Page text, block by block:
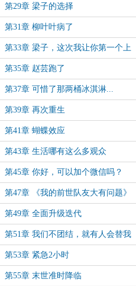
第29章 梁子的选择
第31章 柳叶叶病了
第33章 梁子，这次我让你第一个上
第35章 赵芸跑了
第37章 可惜了那两桶冰淇淋...
第39章 再次重生
第41章 蝴蝶效应
第43章 生活哪有这么多观众
第45章 你好，可以加个微信吗？
第47章 《我的前世队友大有问题》
第49章 全面升级迭代
第51章 我们不团结，就有人会替我
们团结
第53章 紧急2小时
第55章 末世准时降临